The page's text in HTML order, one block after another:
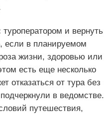
туроператором и вернуть
если в планируемом
жизни, здоровью или
есть еще несколько
отказаться от тура без
в ведомстве.
путешествия,